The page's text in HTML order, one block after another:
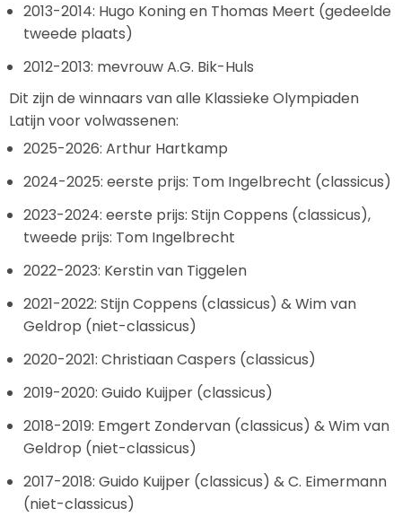
2013-2014: Hugo Koning en Thomas Meert (gedeelde
tweede plaats)
2012-2013: mevrouw A.G. Bik-Huls
Dit zijn de winnaars van alle Klassieke Olympiaden
Latijn voor volwassenen:
2025-2026: Arthur Hartkamp
2024-2025: eerste prijs: Tom Ingelbrecht (classicus)
2023-2024: eerste prijs: Stijn Coppens (classicus),
tweede prijs: Tom Ingelbrecht
2022-2023: Kerstin van Tiggelen
2021-2022: Stijn Coppens (classicus) & Wim van
Geldrop (niet-classicus)
2020-2021: Christiaan Caspers (classicus)
2019-2020: Guido Kuijper (classicus)
2018-2019: Emgert Zondervan (classicus) & Wim van
Geldrop (niet-classicus)
2017-2018: Guido Kuijper (classicus) & C. Eimermann
(niet-classicus)